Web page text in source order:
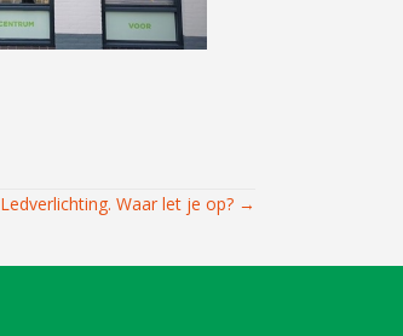
Ledverlichting. Waar let je op? →